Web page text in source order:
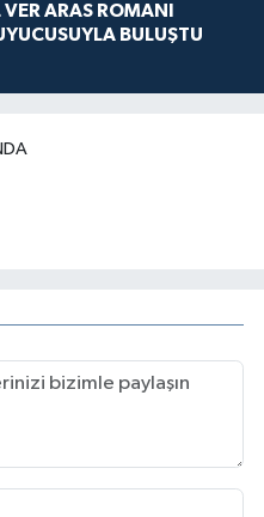
VER ARAS ROMANI
BULUŞTU